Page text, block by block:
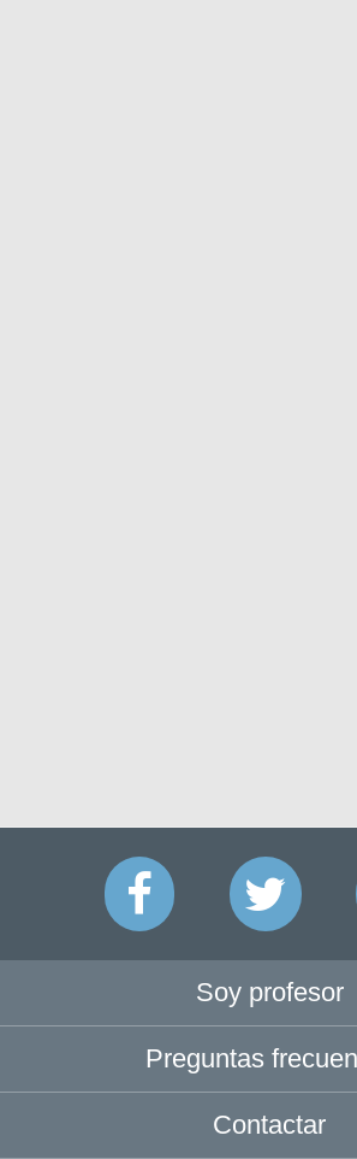
Soy profesor
Preguntas
Contactar